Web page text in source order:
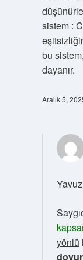
sistem :
bu
dayanır.
Aralık 5,
yönlü